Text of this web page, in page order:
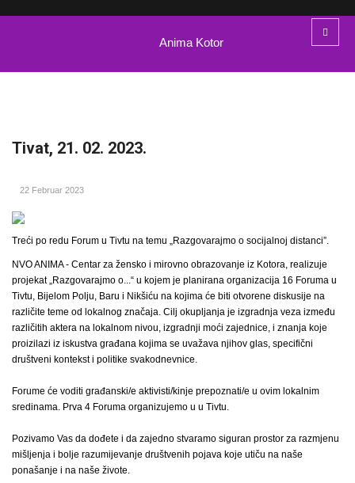
Anima Kotor
Tivat, 21. 02. 2023.
22 Februar 2023
Treći po redu Forum u Tivtu na temu „Razgovarajmo o socijalnoj distanci”.
NVO ANIMA - Centar za žensko i mirovno obrazovanje iz Kotora, realizuje
projekat „Razgovarajmo o...“ u kojem je planirana organizacija 16 Foruma u
Tivtu, Bijelom Polju, Baru i Nikšiću na kojima će biti otvorene diskusije na
različite teme od lokalnog značaja. Cilj okupljanja je izgradnja veza između
različitih aktera na lokalnom nivou, izgradnji moći zajednice, i znanja koje
proizilazi iz iskustva građana kojima se uvažava njihov glas, specifični
društveni kontekst i politike svakodnevnice.
Forume će voditi građanski/e aktivisti/kinje prepoznati/e u ovim lokalnim
sredinama. Prva 4 Foruma organizujemo u u Tivtu.
Pozivamo Vas da dođete i da zajedno stvaramo siguran prostor za razmjenu
mišljenja i bolje razumijevanje društvenih pojava koje utiču na naše
ponašanje i na naše živote.